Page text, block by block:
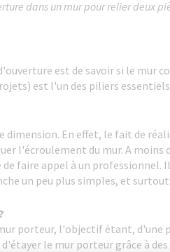
dans un mur pour relier deux
est de savoir si le mur
est l'un des piliers
En effet, le fait de
l'écroulement du mur. A moins
faire appel à un professionnel.
un peu plus simples, et
porteur, l'objectif étant, d'une
le mur porteur grâce à